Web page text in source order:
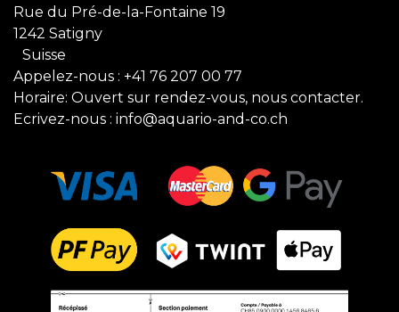
Rue du Pré-de-la-Fontaine 19
1242 Satigny
Suisse
Appelez-nous : +41 76 207 00 77
Horaire: Ouvert sur rendez-vous, nous contacter.
Ecrivez-nous : info@aquario-and-co.ch